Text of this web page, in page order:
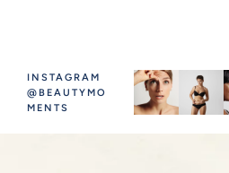
INSTAGRAM
@BEAUTYMO
MENTS